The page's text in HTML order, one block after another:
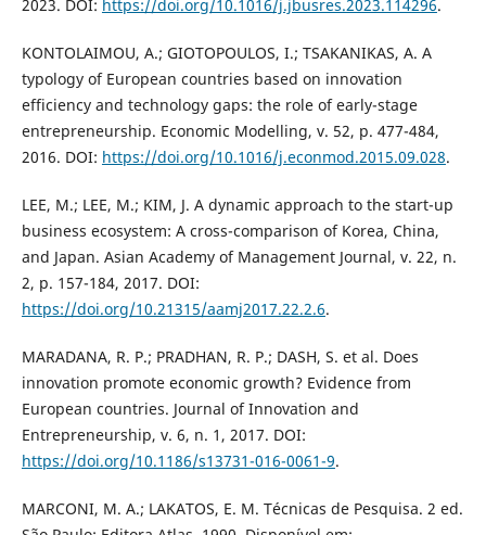
2023. DOI: https://doi.org/10.1016/j.jbusres.2023.114296.
KONTOLAIMOU, A.; GIOTOPOULOS, I.; TSAKANIKAS, A. A
typology of European countries based on innovation
efficiency and technology gaps: the role of early-stage
entrepreneurship. Economic Modelling, v. 52, p. 477-484,
2016. DOI: https://doi.org/10.1016/j.econmod.2015.09.028.
LEE, M.; LEE, M.; KIM, J. A dynamic approach to the start-up
business ecosystem: A cross-comparison of Korea, China,
and Japan. Asian Academy of Management Journal, v. 22, n.
2, p. 157-184, 2017. DOI:
https://doi.org/10.21315/aamj2017.22.2.6.
MARADANA, R. P.; PRADHAN, R. P.; DASH, S. et al. Does
innovation promote economic growth? Evidence from
European countries. Journal of Innovation and
Entrepreneurship, v. 6, n. 1, 2017. DOI:
https://doi.org/10.1186/s13731-016-0061-9.
MARCONI, M. A.; LAKATOS, E. M. Técnicas de Pesquisa. 2 ed.